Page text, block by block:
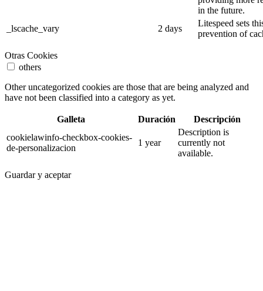
in the future.
_lscache_vary
2 days
Litespeed sets
prevention of
Otras Cookies
others
Other uncategorized cookies are those that are being analyzed and
have not been classified into a category as yet.
Galleta Duración
Descripción
cookielawinfo-checkbox-cookies-
de-personalizacion
1 year
Description is
currently not
available.
Guardar y aceptar